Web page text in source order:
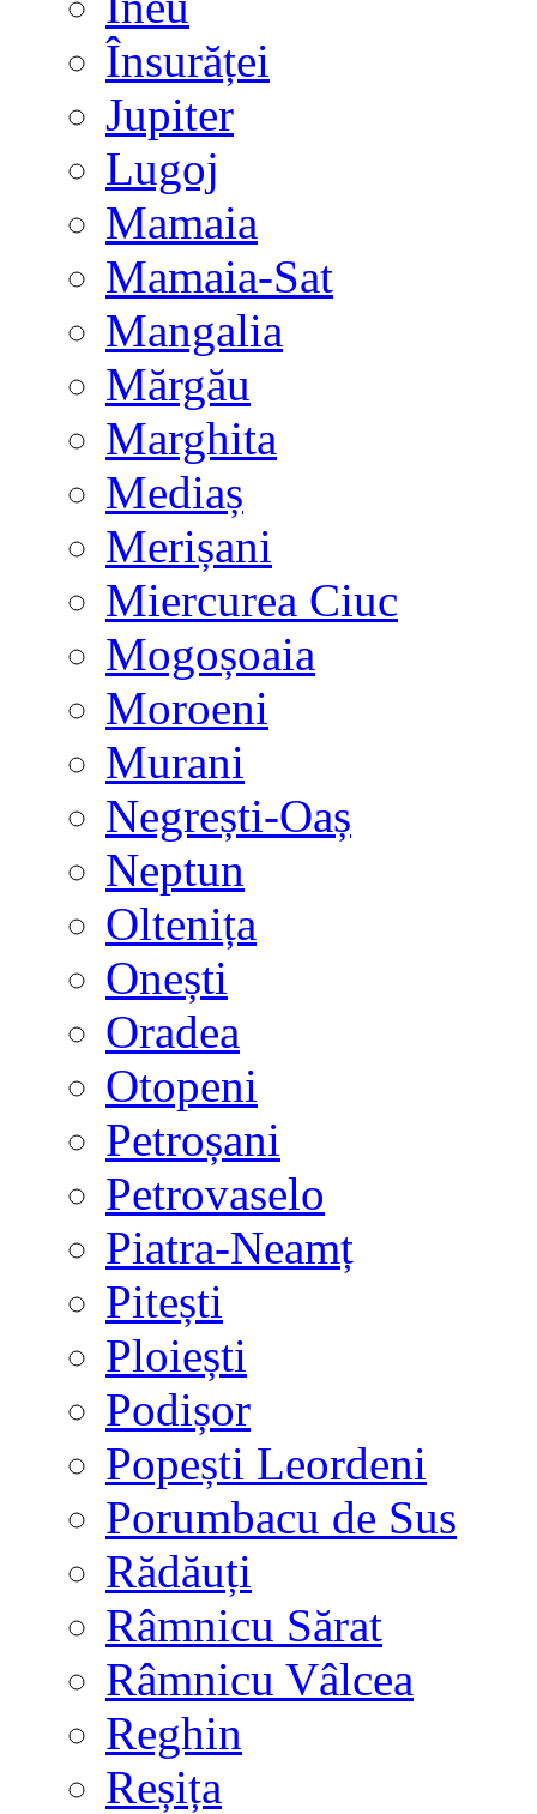
Însurăței
Jupiter
Lugoj
Mamaia
Mamaia-Sat
Mangalia
Mărgău
Marghita
Mediaș
Merișani
Miercurea Ciuc
Mogoșoaia
Moroeni
Murani
Negrești-Oaș
Neptun
Oltenița
Onești
Oradea
Otopeni
Petroșani
Petrovaselo
Piatra-Neamț
Pitești
Ploiești
Podișor
Popești Leordeni
Porumbacu de Sus
Rădăuți
Râmnicu Sărat
Râmnicu Vâlcea
Reghin
Reșița